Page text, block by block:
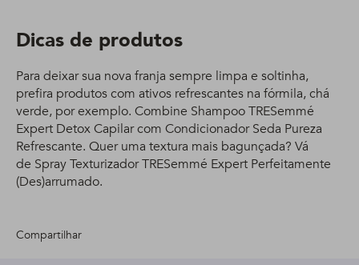
Dicas de produtos
Para deixar sua nova franja sempre limpa e soltinha,
prefira produtos com ativos refrescantes na fórmila, chá
verde, por exemplo. Combine Shampoo TRESemmé
Expert Detox Capilar com Condicionador Seda Pureza
Refrescante. Quer uma textura mais bagunçada? Vá
de Spray Texturizador TRESemmé Expert Perfeitamente
(Des)arrumado.
Compartilhar